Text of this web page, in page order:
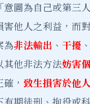
意圖為自己或第三
害他人之利益，而
為非法輸出 、 干擾 、
其他非法方法妨害
， 致生損害於他